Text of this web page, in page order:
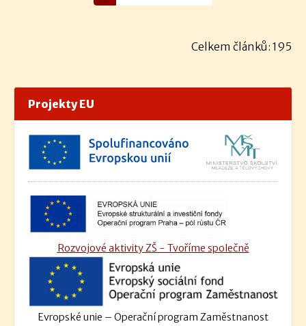
Celkem článků: 195
Projekty EU
Rozvojové aktivity ZŠ - Tvoříme společně
Evropské unie – Operační program Zaměstnanost